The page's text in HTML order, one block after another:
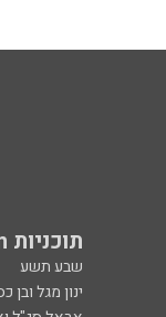
תוכניות 103fm
שבע תשע
ינון מגל ובן